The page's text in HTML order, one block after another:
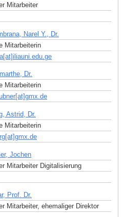
Mitarbeiter
Narel Y., Dr.
Mitarbeiterin
ge
Dr.
Mitarbeiterin
.de
Astrid, Dr.
Mitarbeiterin
.de
Jochen
Mitarbeiter Digitalisierung
Prof. Dr.
Mitarbeiter, ehemaliger Direktor